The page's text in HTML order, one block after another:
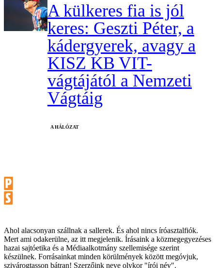
A külkeres fia is jól
keres: Geszti Péter, a
kádergyerek, avagy a
KISZ KB VIT-
vágtájától a Nemzeti
Vágtáig
A HÁLÓZAT
Ahol alacsonyan szállnak a sallerek. És ahol nincs íróasztalfiók.
Mert ami odakerülne, az itt megjelenik. Írásaink a közmegegyezéses
hazai sajtóetika és a Médiaalkotmány szellemisége szerint
készülnek. Forrásainkat minden körülmények között megóvjuk,
szivárogtasson bátran! Szerzőink neve olykor "írói név".